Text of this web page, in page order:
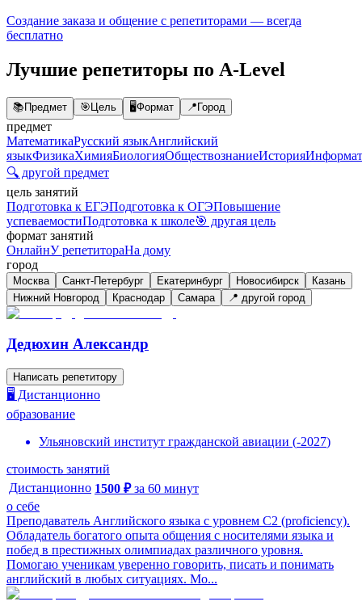
Создание заказа и общение с репетиторами — всегда
бесплатно
Лучшие репетиторы по A-Level
📚Предмет 🎯Цель 🖥️Формат 📍Город
предмет
МатематикаРусский языкАнглийский
языкФизикаХимияБиологияОбществознаниеИстория
🔍 другой предмет
цель занятий
Подготовка к ЕГЭПодготовка к ОГЭПовышение
успеваемостиПодготовка к школе🎯 другая цель
формат занятий
ОнлайнУ репетитораНа дому
город
Москва Санкт-Петербург Екатеринбург Новосибирск
Казань
Нижний Новгород
Краснодар Самара 📍 другой город
Дедюхин Александр
Написать репетитору
🖥️ Дистанционно
образование
Ульяновский институт гражданской авиации (-2027)
стоимость занятий
Дистанционно 1500 ₽ за 60 минут
о себе
Преподаватель Английского языка с уровнем C2 (proficiency).
Обладатель богатого опыта общения с носителями языка и
побед в престижных олимпиадах различного уровня.
Помогаю ученикам уверенно говорить, писать и понимать
английский в любых ситуациях. Мо...